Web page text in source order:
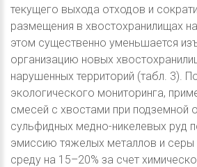
текущего выхода отходов и
размещения в хвостохранилищах
этом существенно уменьшается
организацию новых
нарушенных территорий (табл. 3).
экологического мониторинга,
смесей с хвостами при подземной
сульфидных медно-никелевых руд
эмиссию тяжелых металлов и
среду на 15–20% за счет